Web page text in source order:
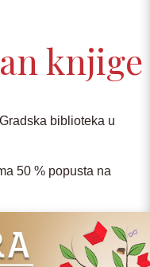
knjige
biblioteka u
50 % popusta na